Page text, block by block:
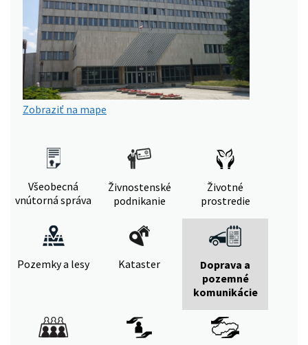
Zobraziť na mape
Všeobecná
vnútorná správa
Živnostenské
podnikanie
Životné
prostredie
Pozemky a lesy Kataster
Doprava a
pozemné
komunikácie